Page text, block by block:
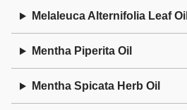
Melaleuca Alternifolia Leaf Oil
Mentha Piperita Oil
Mentha Spicata Herb Oil